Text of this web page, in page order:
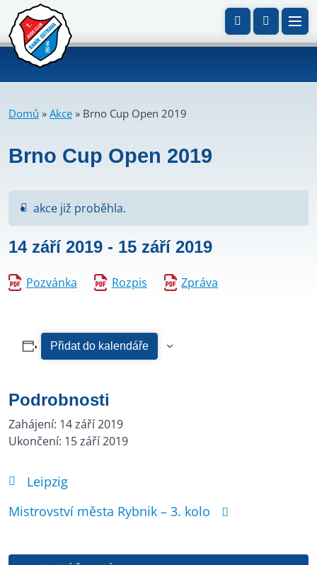
Domů » Akce » Brno Cup Open 2019
Brno Cup Open 2019
akce již proběhla.
14 září 2019 - 15 září 2019
Pozvánka Rozpis Zpráva
Přidat do kalendáře
Podrobnosti
Zahájení: 14 září 2019
Ukončení: 15 září 2019
Leipzig
Mistrovství města Rybnik – 3. kolo